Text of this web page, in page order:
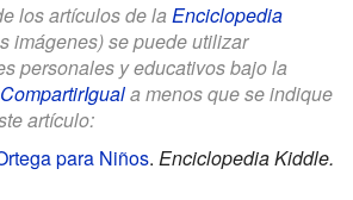
los artículos de la Enciclopedia
imágenes) se puede utilizar
personales y educativos bajo la
a menos que se indique
artículo:
para Niños. Enciclopedia Kiddle.